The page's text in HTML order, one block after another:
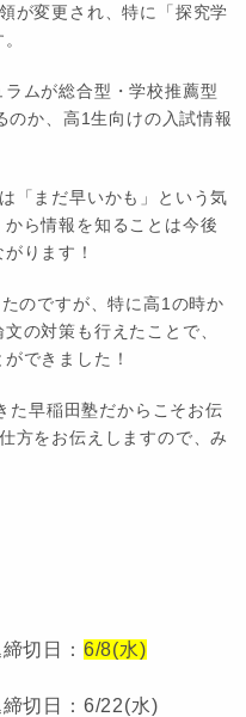
が変更され、特に「探究学
ムが総合型・学校推薦型
か、高1生向けの入試情報
「まだ早いかも」という気
ら情報を知ることは今後
ります！
のですが、特に高1の時か
の対策も行えたことで、
できました ！
た早稲田塾だからこそお伝
方をお伝えしますので、み
切日： 6/8(水)
切日：6/22(水)